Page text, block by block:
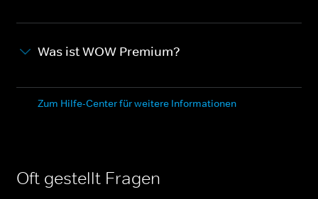
Was ist WOW Premium?
Zum Hilfe-Center für weitere Informationen
Oft gestellt Fragen